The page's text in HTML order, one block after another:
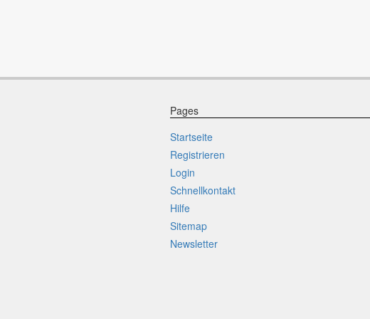
Pages
Startseite
Registrieren
Login
Schnellkontakt
Hilfe
Sitemap
Newsletter